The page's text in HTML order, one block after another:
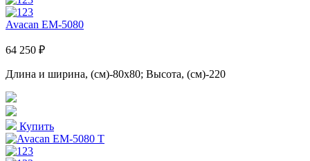
Avacan EM-5080
64 250 ₽
Длина и ширина, (см)-80x80; Высота, (см)-220
Купить